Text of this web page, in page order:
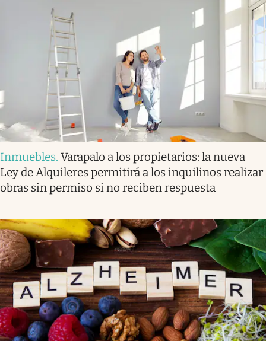
Inmuebles. Varapalo a los propietarios: la nueva
Ley de Alquileres permitirá a los inquilinos realizar
obras sin permiso si no reciben respuesta